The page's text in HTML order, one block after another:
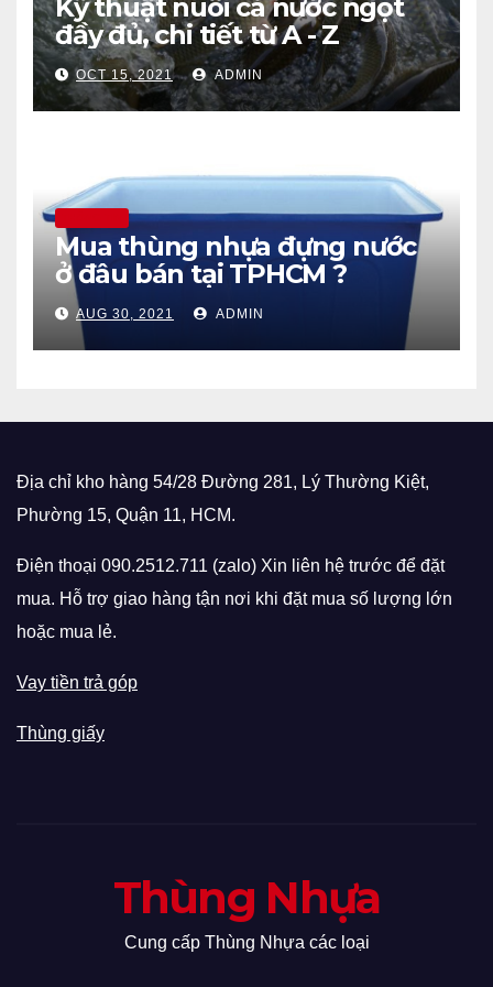
Kỹ thuật nuôi cá nước ngọt
đầy đủ, chi tiết từ A - Z
OCT 15, 2021 ADMIN
Mua thùng nhựa đựng nước
ở đâu bán tại TPHCM ?
AUG 30, 2021 ADMIN
Địa chỉ kho hàng 54/28 Đường 281, Lý Thường Kiệt,
Phường 15, Quận 11, HCM.
Điện thoại 090.2512.711 (zalo) Xin liên hệ trước để đặt
mua. Hỗ trợ giao hàng tận nơi khi đặt mua số lượng lớn
hoặc mua lẻ.
Vay tiền trả góp
Thùng giấy
Thùng Nhựa
Cung cấp Thùng Nhựa các loại